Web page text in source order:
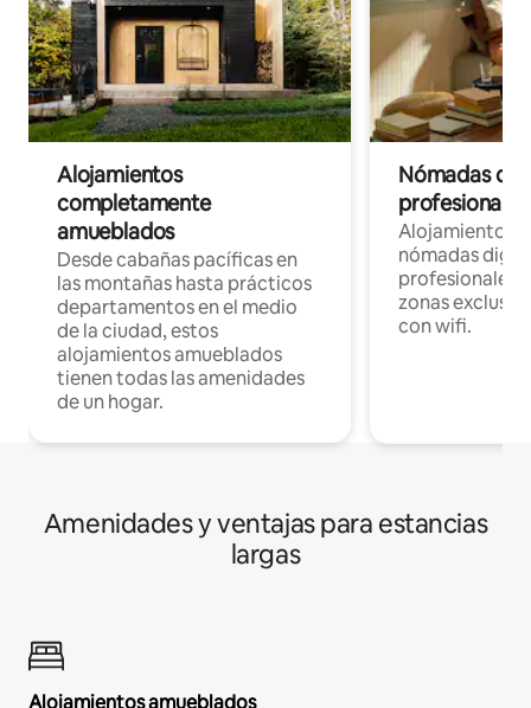
Alojamientos
completamente
amueblados
Desde cabañas pacíficas en
las montañas hasta prácticos
departamentos en el medio
de la ciudad, estos
alojamientos amueblados
tienen todas las amenidades
de un hogar.
Nómadas
Alojamientos
nómadas
profesionales
zonas
con wifi.
Amenidades y ventajas para estancias
largas
Alojamientos amueblados